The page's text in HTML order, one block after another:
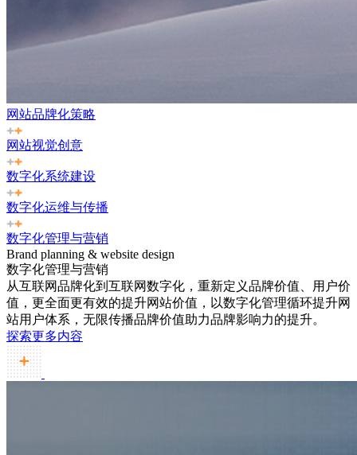
网站品牌化策略
网站视觉创意
数字化系统建设
数字化运维与传播
数字化管理与营销
Brand planning & website design
数字化管理与营销
从互联网品牌化到互联网数字化，重新定义品牌价值、用户价
值，更全面更有效的提升网站价值，以数字化管理循环提升网
站用户体系，无限传播品牌价值助力品牌影响力的提升。
探索更多内容